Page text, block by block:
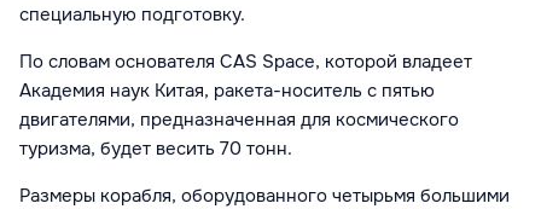
специальную подготовку.
По словам основателя CAS Space, которой владеет
Академия наук Китая, ракета-носитель с пятью
двигателями, предназначенная для космического
туризма, будет весить 70 тонн.
Размеры корабля, оборудованного четырьмя большими